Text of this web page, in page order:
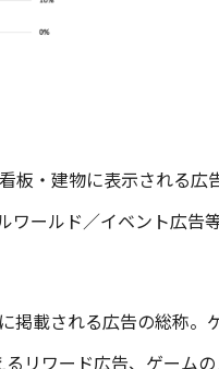
板・建物に表示される広
ワールド／イベント広告
掲載される広告の総称。
リワード広告、ゲームの